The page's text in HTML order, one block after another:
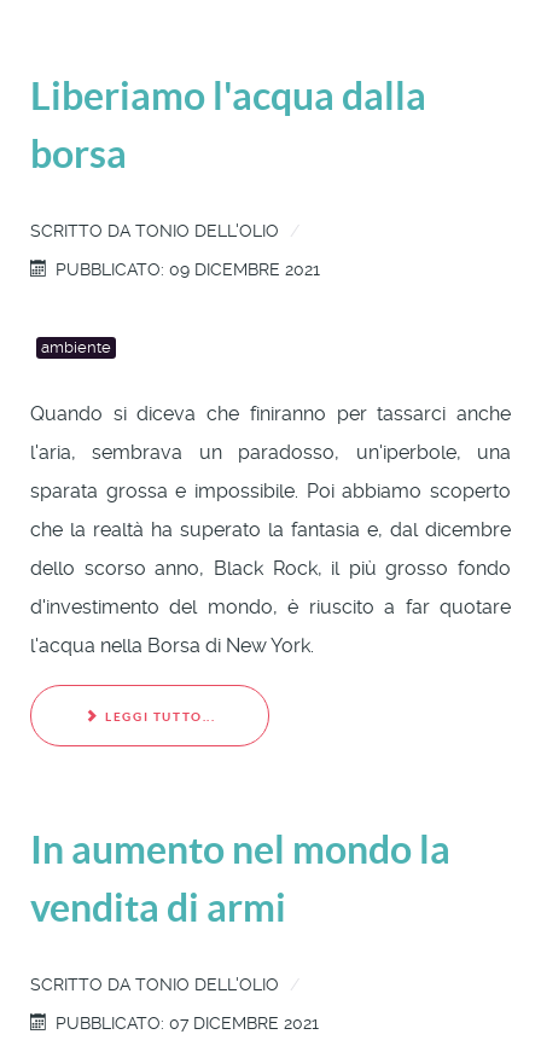
Liberiamo l'acqua dalla
borsa
SCRITTO DA TONIO DELL'OLIO
PUBBLICATO: 09 DICEMBRE 2021
ambiente
Quando si diceva che finiranno per tassarci anche
l'aria, sembrava un paradosso, un'iperbole, una
sparata grossa e impossibile. Poi abbiamo scoperto
che la realtà ha superato la fantasia e, dal dicembre
dello scorso anno, Black Rock, il più grosso fondo
d'investimento del mondo, è riuscito a far quotare
l'acqua nella Borsa di New York.
LEGGI TUTTO...
In aumento nel mondo la
vendita di armi
SCRITTO DA TONIO DELL'OLIO
PUBBLICATO: 07 DICEMBRE 2021